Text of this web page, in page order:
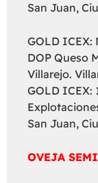
San Juan,
GOLD ICEX:
DOP Queso
Villarejo.
GOLD ICEX:
San Juan,
OVEJA